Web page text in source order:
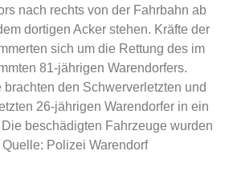
nach rechts von der Fahrbahn ab
dortigen Acker stehen. Kräfte der
sich um die Rettung des im
81-jährigen Warendorfers.
brachten den Schwerverletzten und
26-jährigen Warendorfer in ein
beschädigten Fahrzeuge wurden
Polizei Warendorf